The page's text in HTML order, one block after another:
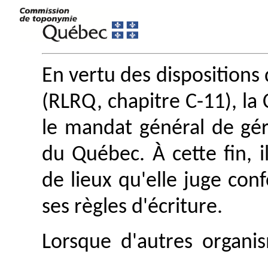
En vertu des dispositions
(RLRQ, chapitre C-11),
le mandat général de
du Québec. À cette fin,
de lieux qu'elle juge
ses règles d'écriture.
Lorsque d'autres